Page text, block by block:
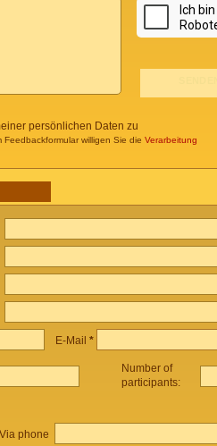
persönlichen Daten zu
willigen Sie die Verarbeitung
E-Mail *
Number of
participants:
Via phone